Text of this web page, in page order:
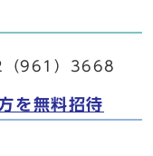
961）3668
を無料招待